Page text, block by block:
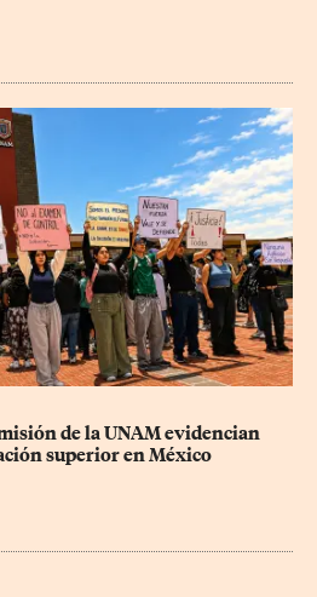
de la UNAM evidencian
superior en México